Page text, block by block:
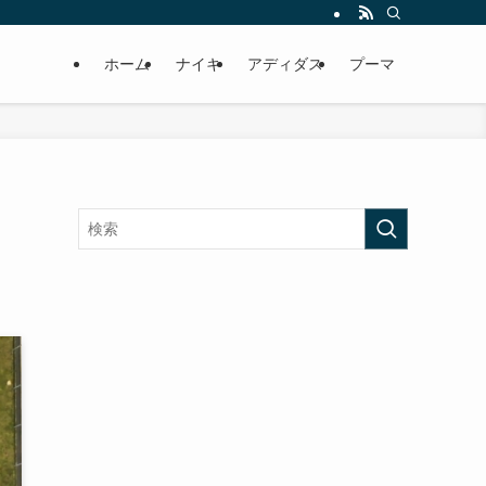
ホーム ナイキ アディダス プーマ